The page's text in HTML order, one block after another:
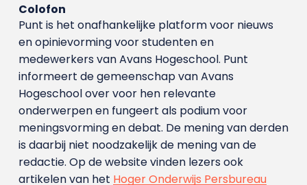
Colofon
Punt is het onafhankelijke platform voor nieuws
en opinievorming voor studenten en
medewerkers van Avans Hoge­school. Punt
informeert de gemeenschap van Avans
Hogeschool over voor hen relevante
onderwerpen en fungeert als podium voor
meningsvorming en debat. De mening van derden
is daarbij niet noodzakelijk de mening van de
redactie. Op de website vinden lezers ook
artikelen van het Hoger Onderwijs Persbureau